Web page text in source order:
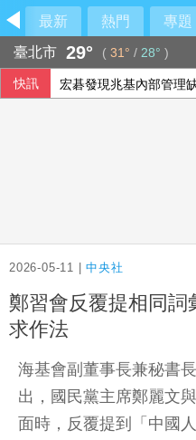
最新 熱門 專題
臺北市 29° ( 31° / 28° )
快訊 宏碁發現兆基內部管理
2026-05-11 |中央社
鄭習會反覆提相同詞
求作法
海基會副董事長兼秘書
出，國民黨主席鄭麗文
面時，反覆提到「中國